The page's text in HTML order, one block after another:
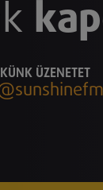
ÜZENETET